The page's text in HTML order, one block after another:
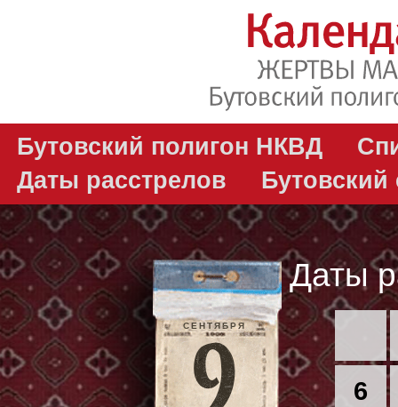
Бутовский полигон НКВД
Даты расстрелов
Бутовский
СЕНТЯБРЯ
Даты
6